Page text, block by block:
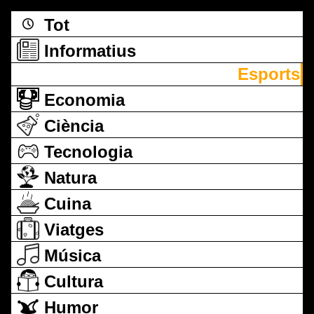
Tot
Informatius
Esports
Economia
Ciència
Tecnologia
Natura
Cuina
Viatges
Música
Cultura
Humor